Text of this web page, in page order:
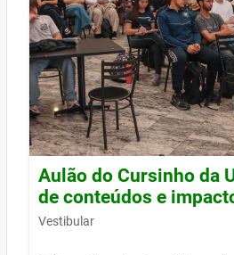
Aulão do Cursinho da
de conteúdos e
Vestibular